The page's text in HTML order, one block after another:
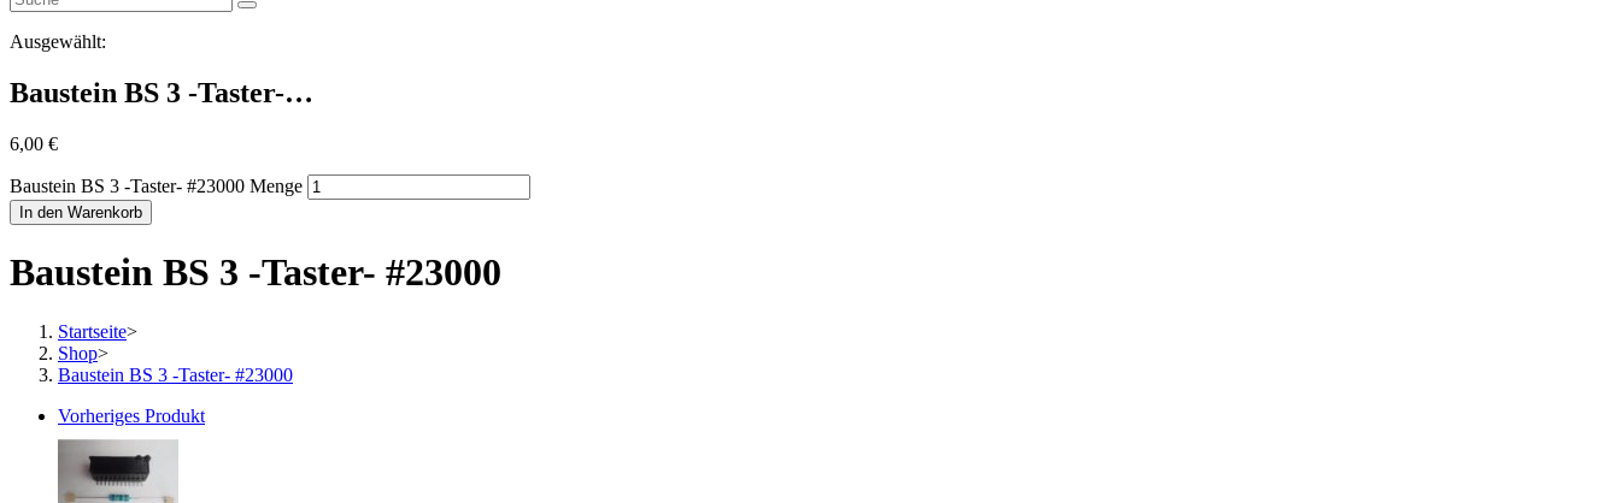
Ausgewählt:
Baustein BS 3 -Taster-…
6,00 €
Baustein BS 3 -Taster- #23000 Menge
In den Warenkorb
Baustein BS 3 -Taster- #23000
Startseite>
Shop>
Baustein BS 3 -Taster- #23000
Vorheriges Produkt